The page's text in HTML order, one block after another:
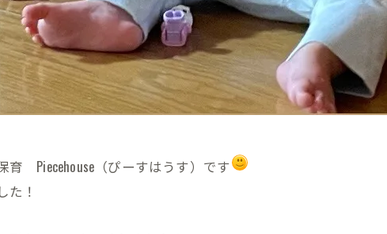
Piecehouse（ぴーすはうす）です
た！